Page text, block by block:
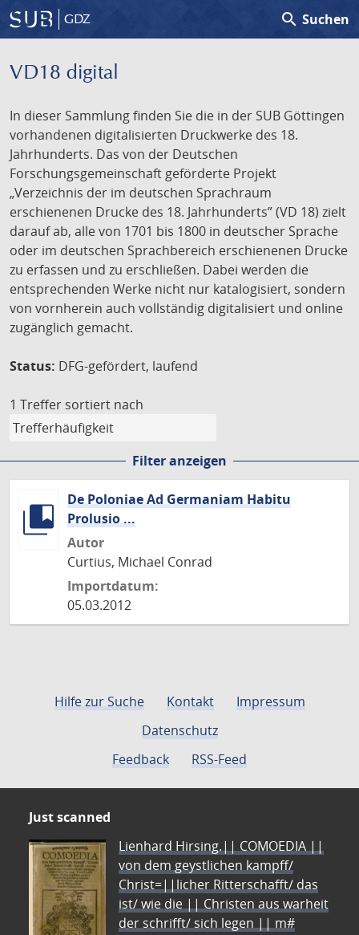
GDZ search Suchen
VD18 digital
In dieser Sammlung finden Sie die in der SUB Göttingen
vorhandenen digitalisierten Druckwerke des 18.
Jahrhunderts. Das von der Deutschen
Forschungsgemeinschaft geförderte Projekt
„Verzeichnis der im deutschen Sprachraum
erschienenen Drucke des 18. Jahrhunderts” (VD 18) zielt
darauf ab, alle von 1701 bis 1800 in deutscher Sprache
oder im deutschen Sprachbereich erschienenen Drucke
zu erfassen und zu erschließen. Dabei werden die
entsprechenden Werke nicht nur katalogisiert, sondern
von vornherein auch vollständig digitalisiert und online
zugänglich gemacht.
Status: DFG-gefördert, laufend
1 Treffer sortiert nach
Filter anzeigen
De Poloniae Ad Germaniam Habitu
Prolusio ...
Autor
Curtius, Michael Conrad
Importdatum:
05.03.2012
Hilfe zur Suche Kontakt
Impressum
Datenschutz
Feedback
RSS-Feed
Just scanned
Lienhard Hirsing.|| COMOEDIA ||
von dem geystlichen kampff/
Christ=||licher Ritterschafft/ das
ist/ wie die || Christen aus warheit
der schrifft/ sich legen || m#